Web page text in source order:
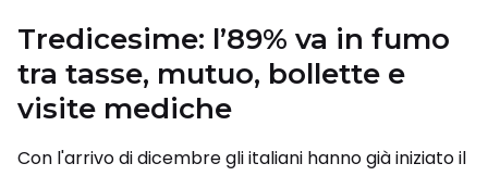
Tredicesime: l’89% va in fumo
tra tasse, mutuo, bollette e
visite mediche
Con l'arrivo di dicembre gli italiani hanno già iniziato il